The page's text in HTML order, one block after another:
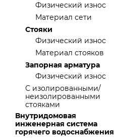
Физический износ
Материал сети
Стояки
Физический износ
Материал стояков
Запорная арматура
Физический износ
С изолированными/
неизолированными
стояками
Внутридомовая
инженерная система
горячего водоснабжения